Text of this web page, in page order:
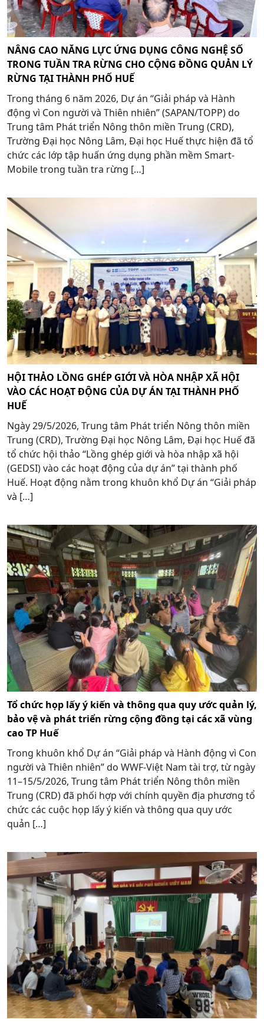
NÂNG CAO NĂNG LỰC ỨNG DỤNG CÔNG NGHỆ SỐ
TRONG TUẦN TRA RỪNG CHO CỘNG ĐỒNG QUẢN LÝ
RỪNG TẠI THÀNH PHỐ HUẾ
Trong tháng 6 năm 2026, Dự án “Giải pháp và Hành
động vì Con người và Thiên nhiên” (SAPAN/TOPP) do
Trung tâm Phát triển Nông thôn miền Trung (CRD),
Trường Đại học Nông Lâm, Đại học Huế thực hiện đã tổ
chức các lớp tập huấn ứng dụng phần mềm Smart-
Mobile trong tuần tra rừng […]
HỘI THẢO LỒNG GHÉP GIỚI VÀ HÒA NHẬP XÃ HỘI
VÀO CÁC HOẠT ĐỘNG CỦA DỰ ÁN TẠI THÀNH PHỐ
HUẾ
Ngày 29/5/2026, Trung tâm Phát triển Nông thôn miền
Trung (CRD), Trường Đại học Nông Lâm, Đại học Huế đã
tổ chức hội thảo “Lồng ghép giới và hòa nhập xã hội
(GEDSI) vào các hoạt động của dự án” tại thành phố
Huế. Hoạt động nằm trong khuôn khổ Dự án “Giải pháp
và […]
Tổ chức họp lấy ý kiến và thông qua quy ước quản lý,
bảo vệ và phát triển rừng cộng đồng tại các xã vùng
cao TP Huế
Trong khuôn khổ Dự án “Giải pháp và Hành động vì Con
người và Thiên nhiên” do WWF-Việt Nam tài trợ, từ ngày
11–15/5/2026, Trung tâm Phát triển Nông thôn miền
Trung (CRD) đã phối hợp với chính quyền địa phương tổ
chức các cuộc họp lấy ý kiến và thông qua quy ước
quản […]